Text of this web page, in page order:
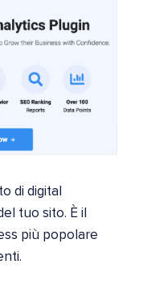
di digital
tuo sito. È il
più popolare